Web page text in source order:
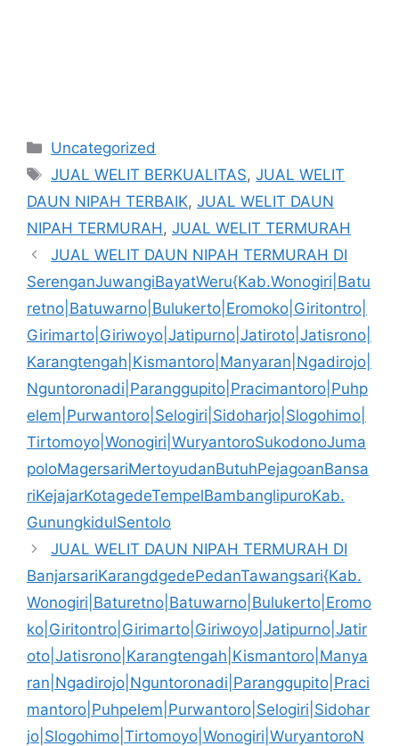
Kategori
Uncategorized
Tag
JUAL WELIT BERKUALITAS,JUAL WELIT
DAUN NIPAH TERBAIK, JUAL WELIT DAUN
NIPAH TERMURAH , JUAL WELIT TERMURAH
JUAL WELIT DAUN NIPAH TERMURAH DI
SerenganJuwangiBayatWeru{Kab.Wonogiri|Batu
retno|Batuwarno|Bulukerto|Eromoko|Giritontro|
Girimarto|Giriwoyo|Jatipurno|Jatiroto|Jatisrono|
Karangtengah|Kismantoro|Manyaran|Ngadirojo|
Nguntoronadi|Paranggupito|Pracimantoro|Puhp
elem|Purwantoro|Selogiri|Sidoharjo|Slogohimo|
Tirtomoyo|Wonogiri|WuryantoroSukodonoJuma
poloMagersariMertoyudanButuhPejagoanBansa
riKejajarKotagedeTempelBambanglipuroKab.
GunungkidulSentolo
JUAL WELIT DAUN NIPAH TERMURAH DI
BanjarsariKarangdgedePedanTawangsari{Kab.
Wonogiri|Baturetno|Batuwarno|Bulukerto|Eromo
ko|Giritontro|Girimarto|Giriwoyo|Jatipurno|Jatir
oto|Jatisrono|Karangtengah|Kismantoro|Manya
ran|Ngadirojo|Nguntoronadi|Paranggupito|Praci
mantoro|Puhpelem|Purwantoro|Selogiri|Sidohar
jo|Slogohimo|Tirtomoyo|Wonogiri|WuryantoroN